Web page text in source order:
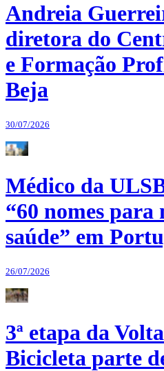
Andreia
diretora do
e Formação
Beja
30/07/2026
Médico da
“60 nomes para
saúde” em
26/07/2026
3ª etapa da
Bicicleta parte